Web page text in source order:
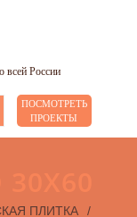
всей России
ПОСМОТРЕТЬ
ПРОЕКТЫ
ПЛИТКА
/